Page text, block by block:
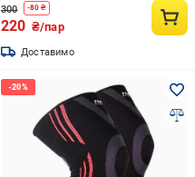
300 -80 ₴
220 ₴/пар
Доставимо